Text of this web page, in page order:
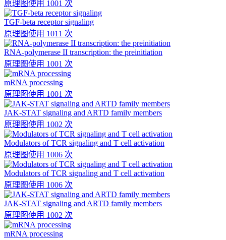
原理图使用 1001 次
TGF-beta receptor signaling
原理图使用 1011 次
RNA-polymerase II transcription: the preinitiation
原理图使用 1001 次
mRNA processing
原理图使用 1001 次
JAK-STAT signaling and ARTD family members
原理图使用 1002 次
Modulators of TCR signaling and T cell activation
原理图使用 1006 次
Modulators of TCR signaling and T cell activation
原理图使用 1006 次
JAK-STAT signaling and ARTD family members
原理图使用 1002 次
mRNA processing